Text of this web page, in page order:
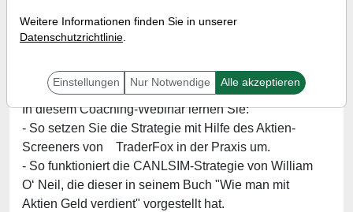
Wann:Mittwoch, 8. Mai 2024 von 18:00 bis 18:30
In diesem Coaching-Webinar lernen Sie:
- So setzen Sie die Strategie mit Hilfe des Aktien-
Screeners von TraderFox in der Praxis um.
- So funktioniert die CANLSIM-Strategie von William
O‘ Neil, die dieser in seinem Buch "Wie man mit
Aktien Geld verdient" vorgestellt hat.
Weitere Informationen finden Sie in unserer
Datenschutzrichtlinie.
Einstellungen Nur Notwendige Alle akzeptieren